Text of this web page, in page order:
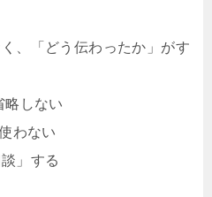
、「どう伝わったか」がす
略しない
わない
」する